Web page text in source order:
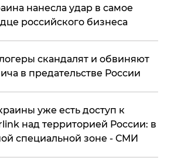
нанесла удар в самое
российского бизнеса
скандалят и обвиняют
в предательстве России
уже есть доступ к
над территорией России: в
специальной зоне - СМИ